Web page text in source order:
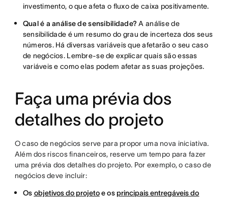
investimento, o que afeta o fluxo de caixa positivamente.
Qual é a análise de sensibilidade? A análise de
sensibilidade é um resumo do grau de incerteza dos seus
números. Há diversas variáveis que afetarão o seu caso
de negócios. Lembre-se de explicar quais são essas
variáveis e como elas podem afetar as suas projeções.
Faça uma prévia dos
detalhes do projeto
O caso de negócios serve para propor uma nova iniciativa.
Além dos riscos financeiros, reserve um tempo para fazer
uma prévia dos detalhes do projeto. Por exemplo, o caso de
negócios deve incluir:
Os objetivos do projetoe osprincipais entregáveis do